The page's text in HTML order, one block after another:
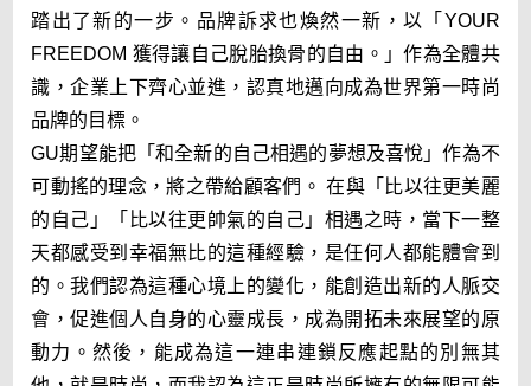
關於FAST RETAILING迅銷集團
企業理念
事業說明 [English only]
踏出了新的一步。品牌訴求也煥然一新，以「YOUR
FREEDOM 獲得讓自己脫胎換骨的自由。」作為全體共
識，企業上下齊心並進，認真地邁向成為世界第一時尚
品牌的目標。
GU期望能把「和全新的自己相遇的夢想及喜悅」作為不
可動搖的理念，將之帶給顧客們。 在與「比以往更美麗
的自己」「比以往更帥氣的自己」相遇之時，當下一整
天都感受到幸福無比的這種經驗，是任何人都能體會到
的。我們認為這種心境上的變化，能創造出新的人脈交
會，促進個人自身的心靈成長，成為開拓未來展望的原
動力。然後，能成為這一連串連鎖反應起點的別無其